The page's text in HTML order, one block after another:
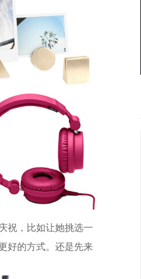
祝，比如让她挑选一
好的方式。还是先来